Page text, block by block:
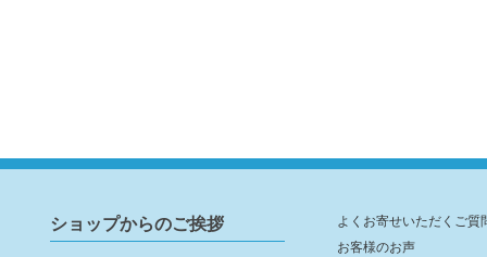
ショップからのご挨拶
よくお寄せいただくご質
お客様のお声